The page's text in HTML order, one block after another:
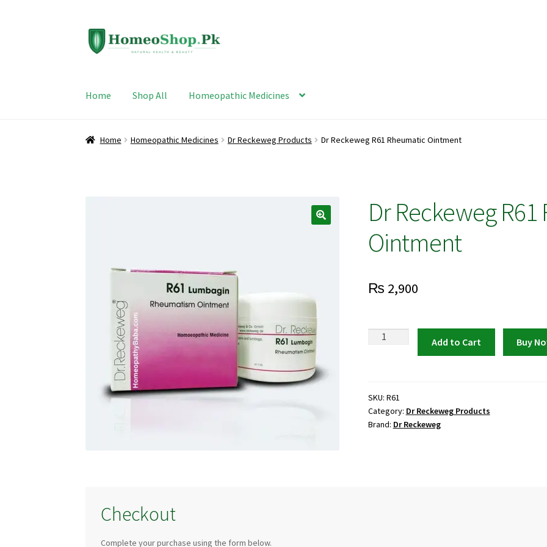
Skip
to
Skip
to
Home Shop All Homeopathic Medicines
Home Homeopathic Medicines Dr Reckeweg Products Dr Reckeweg R61 Rheumatic Ointment
Dr Reckeweg
Ointment
₨ 2,900
Ointment
quantity
Add to Cart Buy
SKU: R61
Category: Dr Reckeweg Products
Brand: Dr Reckeweg
Checkout
Complete your purchase using the form below.